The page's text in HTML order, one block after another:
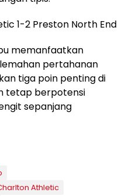
1-2 Preston North End
memanfaatkan
pertahanan
tiga poin penting di
tetap berpotensi
sepanjang
Athletic